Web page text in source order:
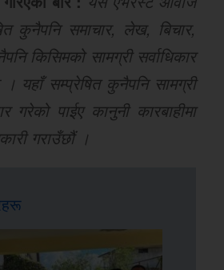
कुनैपनि समाचार, लेख, बिचार,
किसिमको सामग्री सर्वाधिकार
। यहाँ सम्प्रेषित कुनैपनि सामग्री
गरेको पाईए कानुनी कारबाहीमा
गराउँछौं ।